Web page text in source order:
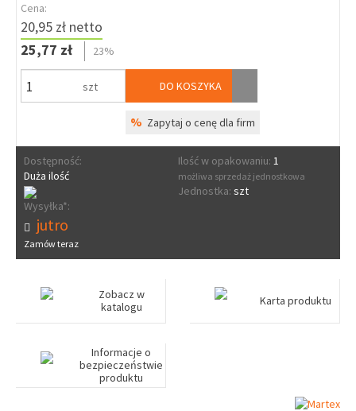
Cena:
20,95 zł netto
25,77 zł
23%
szt DO KOSZYKA
% Zapytaj o cenę dla firm
Dostępność:
Duża ilość
Ilość w opakowaniu: 1
możliwa sprzedaż jednostkowa
Jednostka: szt
Wysyłka*:
jutro
Zamów teraz
Zobacz w
katalogu
Karta produktu
Informacje o
bezpieczeństwie
produktu